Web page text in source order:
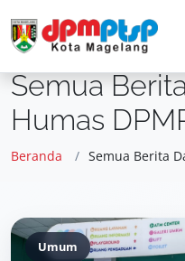
Semua
Humas
Beranda Semua Berita
Umum